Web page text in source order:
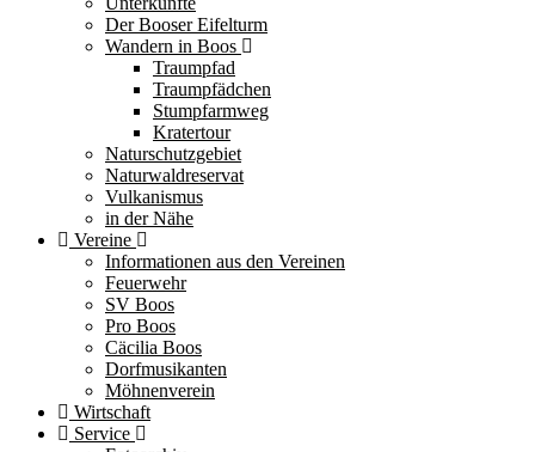
Der Booser Eifelturm
Wandern in Boos
Traumpfad
Traumpfädchen
Stumpfarmweg
Kratertour
Naturschutzgebiet
Naturwaldreservat
Vulkanismus
in der Nähe
Vereine
Informationen aus den Vereinen
Feuerwehr
SV Boos
Pro Boos
Cäcilia Boos
Dorfmusikanten
Möhnenverein
Wirtschaft
Service